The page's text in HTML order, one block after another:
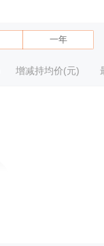
一年
增减持均价(元)